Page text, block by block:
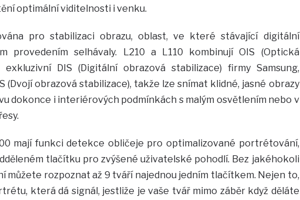
optimální viditelnosti i venku.
pro stabilizaci obrazu, oblast, ve které stávající digitální
provedením selhávaly. L210 a L110 kombinují OIS (Optická
DIS (Digitální obrazová stabilizace) firmy Samsung,
(Dvojí obrazová stabilizace), takže lze snímat klidné, jasné obrazy
dokonce i interiérových podmínkách s malým osvětlením nebo v
mají funkci detekce obličeje pro optimalizované portrétování,
tlačítku pro zvýšené uživatelské pohodlí. Bez jakéhokoli
můžete rozpoznat až 9 tváří najednou jedním tlačítkem. Nejen to,
která dá signál, jestliže je vaše tvář mimo záběr když děláte